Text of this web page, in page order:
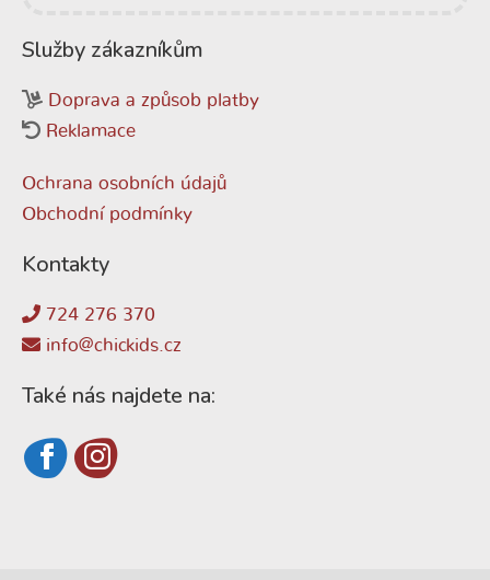
Služby zákazníkům
Doprava a způsob platby
Reklamace
Ochrana osobních údajů
Obchodní podmínky
Kontakty
724 276 370
info@chickids.cz
Také nás najdete na: